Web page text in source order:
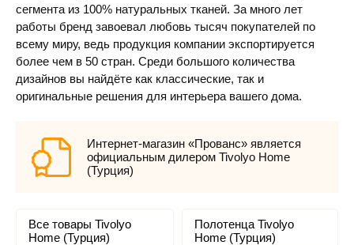
сегмента из 100% натуральных тканей. За много лет
работы бренд завоевал любовь тысяч покупателей по
всему миру, ведь продукция компании экспортируется
более чем в 50 стран. Среди большого количества
дизайнов вы найдёте как классические, так и
оригинальные решения для интерьера вашего дома.
Интернет-магазин «Прованс» является
официальным дилером Tivolyo Home
(Турция)
Все товары Tivolyo
Home (Турция)
Полотенца Tivolyo
Home (Турция)